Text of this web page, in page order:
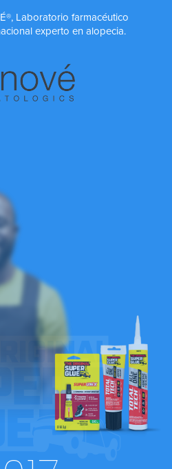
Laboratorio farmacéutico
experto en alopecia.